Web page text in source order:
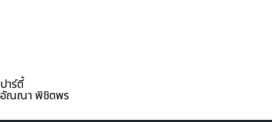
ปาร์ตี้
อัณณา พิชิตพร